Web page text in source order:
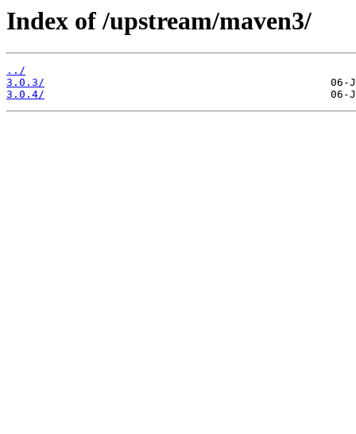
Index of /upstream/maven3/
../
3.0.3/
3.0.4/